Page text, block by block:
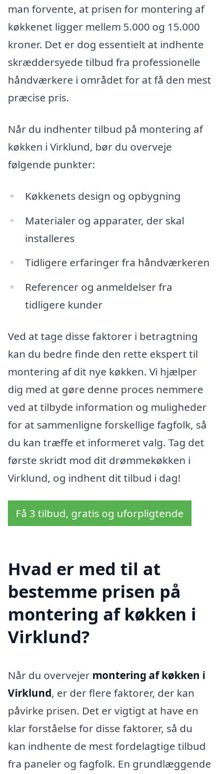
man forvente, at prisen for montering af
køkkenet ligger mellem 5.000 og 15.000
kroner. Det er dog essentielt at indhente
skræddersyede tilbud fra professionelle
håndværkere i området for at få den mest
præcise pris.
Når du indhenter tilbud på montering af
køkken i Virklund, bør du overveje
følgende punkter:
Køkkenets design og opbygning
Materialer og apparater, der skal
installeres
Tidligere erfaringer fra håndværkeren
Referencer og anmeldelser fra
tidligere kunder
Ved at tage disse faktorer i betragtning
kan du bedre finde den rette ekspert til
montering af dit nye køkken. Vi hjælper
dig med at gøre denne proces nemmere
ved at tilbyde information og muligheder
for at sammenligne forskellige fagfolk, så
du kan træffe et informeret valg. Tag det
første skridt mod dit drømmekøkken i
Virklund, og indhent dit tilbud i dag!
Få 3 tilbud, gratis og uforpligtende
Hvad er med til at
bestemme prisen på
montering af køkken i
Virklund?
Når du overvejer montering af køkken i
Virklund, er der flere faktorer, der kan
påvirke prisen. Det er vigtigt at have en
klar forståelse for disse faktorer, så du
kan indhente de mest fordelagtige tilbud
fra paneler og fagfolk. En grundlæggende